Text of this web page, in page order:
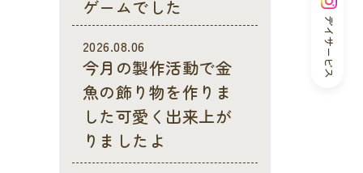
デイサービス
ゲームでした
2026.08.06
今月の製作活動で金
魚の飾り物を作りま
した可愛く出来上が
りましたよ